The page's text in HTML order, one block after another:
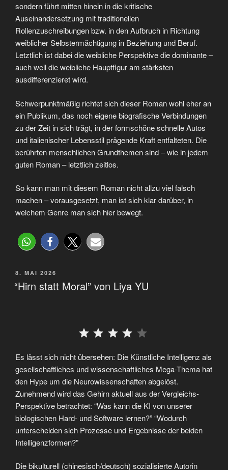
sondern führt mitten hinein in die kritische
Auseinandersetzung mit traditionellen
Rollenzuschreibungen bzw. in den Aufbruch in Richtung
weiblicher Selbstermächtigung in Beziehung und Beruf.
Letztlich ist dabei die weibliche Perspektive die dominante –
auch weil die weibliche Hauptfigur am stärksten
ausdifferenzieret wird.
Schwerpunktmäßig richtet sich dieser Roman wohl eher an
ein Publikum, das noch eigene biografische Verbindungen
zu der Zeit in sich trägt, in der formschöne schnelle Autos
und italienischer Lebensstil prägende Kraft entfalteten. Die
berührten menschlichen Grundthemen sind – wie in jedem
guten Roman – letztlich zeitlos.
So kann man mit diesem Roman nicht allzu viel falsch
machen – vorausgesetzt, man ist sich klar darüber, in
welchem Genre man sich hier bewegt.
8. MAI 2026
“Hirn statt Moral” von Liya YU
Es lässt sich nicht übersehen: Die Künstliche Intelligenz als
gesellschaftliches und wissenschaftliches Mega-Thema hat
den Hype um die Neurowissenschaften abgelöst.
Zunehmend wird das Gehirn aktuell aus der Vergleichs-
Perspektive betrachtet: “Was kann die KI von unserer
biologischen Hard- und Software lernen?” “Wodurch
unterscheiden sich Prozesse und Ergebnisse der beiden
Intelligenzformen?”
Die bikulturell (chinesisch/deutsch) sozialisierte Autorin